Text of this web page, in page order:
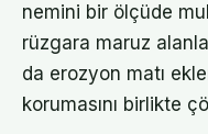
nemini bir ölçüde
rüzgara maruz
da erozyon matı
korumasını birlikte